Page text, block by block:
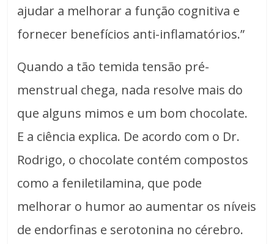
ajudar a melhorar a função cognitiva e
fornecer benefícios anti-inflamatórios.”
Quando a tão temida tensão pré-
menstrual chega, nada resolve mais do
que alguns mimos e um bom chocolate.
E a ciência explica. De acordo com o Dr.
Rodrigo, o chocolate contém compostos
como a feniletilamina, que pode
melhorar o humor ao aumentar os níveis
de endorfinas e serotonina no cérebro.